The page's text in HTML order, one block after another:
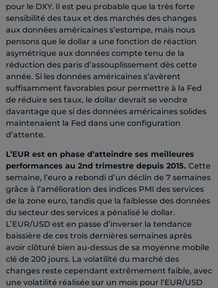
pour le DXY. Il est peu probable que la très forte
sensibilité des taux et des marchés des changes
aux données américaines s’estompe, mais nous
pensons que le dollar a une fonction de réaction
asymétrique aux données compte tenu de la
réduction des paris d’assouplissement dès cette
année. Si les données américaines s’avèrent
suffisamment favorables pour permettre à la Fed
de réduire ses taux, le dollar devrait se vendre
davantage que si des données américaines solides
maintenaient la Fed dans une configuration
d’attente.
L’EUR est en phase d’atteindre ses meilleures
performances au 2nd trimestre depuis 2015. Cette
semaine, l’euro a rebondi d’un déclin de 7 semaines
grâce à l’amélioration des indices PMI des services
de la zone euro, tandis que la faiblesse des données
du secteur des services a pénalisé le dollar.
L’EUR/USD est en passe d’inverser la tendance
baissière de ces trois dernières semaines après
avoir clôturé bien au-dessus de sa moyenne mobile
clé de 200 jours. La volatilité du marché des
changes reste cependant extrêmement faible, avec
une volatilité réalisée sur un mois pour l’EUR/USD